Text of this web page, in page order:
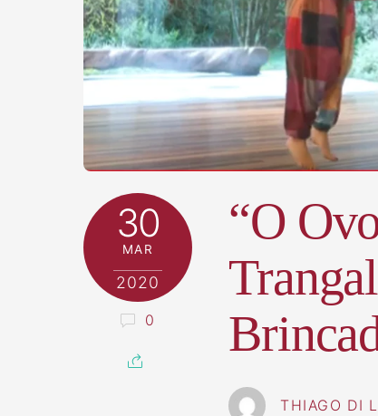
30
MAR
2020
0
“O
THIAGO DI